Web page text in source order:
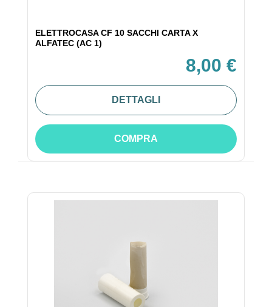
ELETTROCASA CF 10 SACCHI CARTA X
ALFATEC (AC 1)
8,00 €
DETTAGLI
COMPRA